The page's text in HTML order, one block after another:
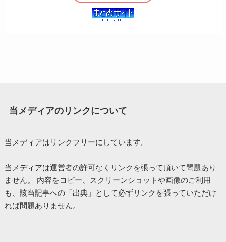
当メディアのリンクについて
当メディアはリンクフリーにしています。
当メディアは運営者の許可なくリンクを張って頂いて問題あり
ません。 内容をコピー、スクリーンショットや画像のご利用
も、該当記事への「出典」として必ずリンクを張っていただけ
れば問題ありません。